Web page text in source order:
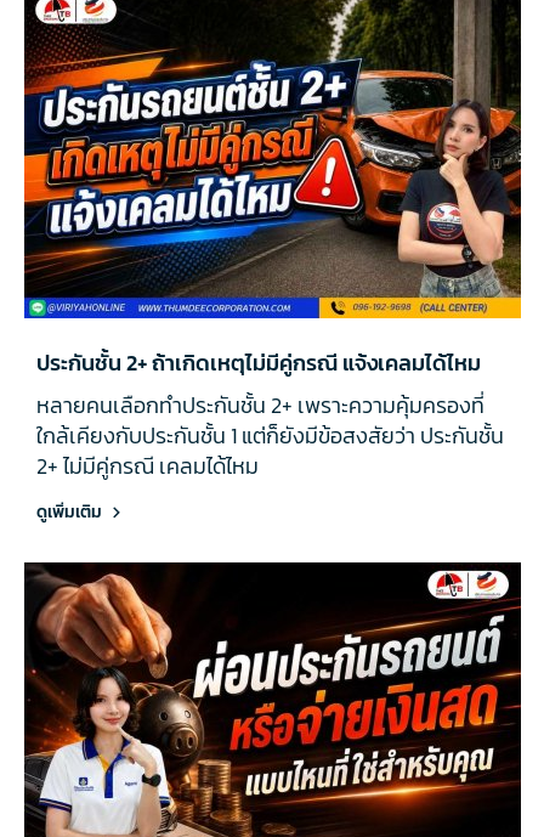
ประกันชั้น 2+ ถ้าเกิดเหตุไม่มีคู่กรณี แจ้งเคลมได้ไหม
หลายคนเลือกทำประกันชั้น 2+ เพราะความคุ้มครองที่
ใกล้เคียงกับประกันชั้น 1 แต่ก็ยังมีข้อสงสัยว่า ประกันชั้น
2+ ไม่มีคู่กรณี เคลมได้ไหม
ดูเพิ่มเติม